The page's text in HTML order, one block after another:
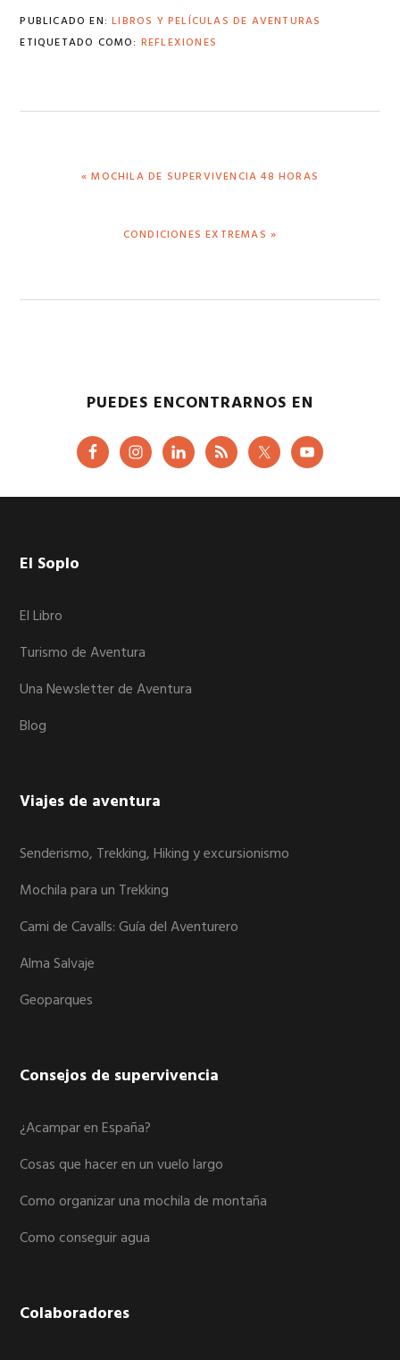
PUBLICADO EN:LIBROS Y PELÍCULAS DE AVENTURAS
ETIQUETADO COMO: REFLEXIONES
ENTRADA
« MOCHILA DE SUPERVIVENCIA 48 HORAS
SIGUIENTE
CONDICIONES EXTREMAS »
PUEDES ENCONTRARNOS EN
Footer
El Soplo
El Libro
Turismo de Aventura
Una Newsletter de Aventura
Blog
Viajes de aventura
Senderismo, Trekking, Hiking y excursionismo
Mochila para un Trekking
Cami de Cavalls: Guía del Aventurero
Alma Salvaje
Geoparques
Consejos de supervivencia
¿Acampar en España?
Cosas que hacer en un vuelo largo
Como organizar una mochila de montaña
Como conseguir agua
Colaboradores